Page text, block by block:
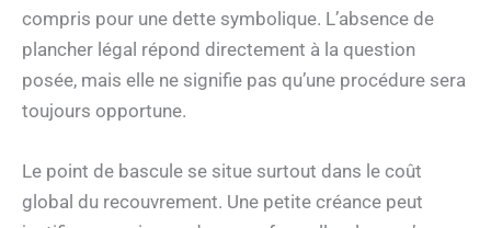
compris pour une dette symbolique. L’absence de
plancher légal répond directement à la question
posée, mais elle ne signifie pas qu’une procédure sera
toujours opportune.
Le point de bascule se situe surtout dans le coût
global du recouvrement. Une petite créance peut